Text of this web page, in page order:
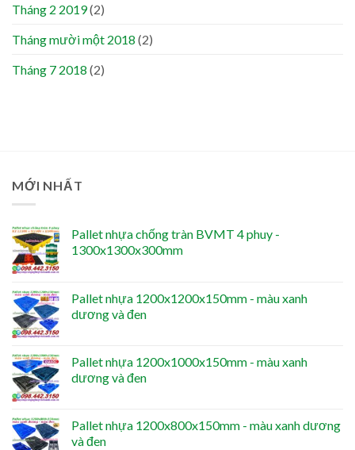
Tháng 2 2019(2)
Tháng mười một 2018 (2)
Tháng 7 2018 (2)
MỚI NHẤT
Pallet nhựa chống tràn BVMT 4 phuy -
1300x1300x300mm
Pallet nhựa 1200x1200x150mm - màu xanh
dương và đen
Pallet nhựa 1200x1000x150mm - màu xanh
dương và đen
Pallet nhựa 1200x800x150mm - màu xanh dương
và đen